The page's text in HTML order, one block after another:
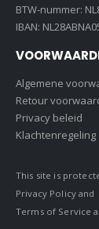
BTW-nummer:
IBAN:
Algemene
Retour
Privacy beleid
Klachtenregeling
This site is
Privacy Policyand
Terms of Service